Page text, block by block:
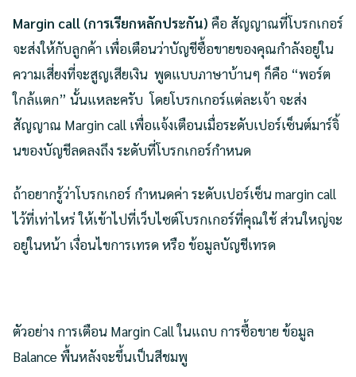
Margin call (การเรียกหลักประกัน) คือ สัญญาณที่โบรกเกอร์
จะส่งให้กับลูกค้า เพื่อเตือนว่าบัญชีซื้อขายของคุณกำลังอยู่ใน
ความเสี่ยงที่จะสูญเสียเงิน พูดแบบภาษาบ้านๆ ก็คือ “พอร์ต
ใกล้แตก” นั้นแหละครับ โดยโบรกเกอร์แต่ละเจ้า จะส่ง
สัญญาณ Margin call เพื่อแจ้งเตือนเมื่อระดับเปอร์เซ็นต์มาร์จิ้
นของบัญชีลดลงถึง ระดับที่โบรกเกอร์กำหนด
ถ้าอยากรู้ว่าโบรกเกอร์ กำหนดค่า ระดับเปอร์เซ็น margin call
ไว้ที่เท่าไหร่ ให้เข้าไปที่เว็บไซต์โบรกเกอร์ที่คุณใช้ ส่วนใหญ่จะ
อยู่ในหน้า เงื่อนไขการเทรด หรือ ข้อมูลบัญชีเทรด
ตัวอย่าง การเตือน Margin Call ในแถบ การซื้อขาย ข้อมูล
Balance พื้นหลังจะขึ้นเป็นสีชมพู